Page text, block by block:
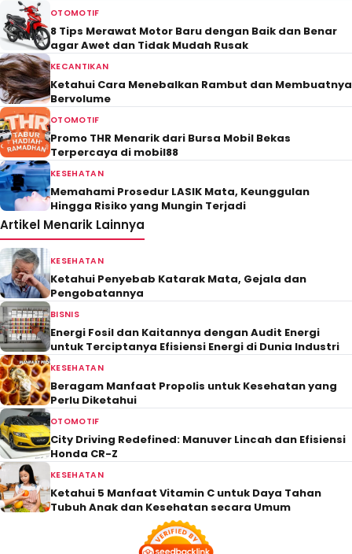
OTOMOTIF
8 Tips Merawat Motor Baru dengan Baik dan Benar
agar Awet dan Tidak Mudah Rusak
KECANTIKAN
Ketahui Cara Menebalkan Rambut dan Membuatnya
Bervolume
OTOMOTIF
Promo THR Menarik dari Bursa Mobil Bekas
Terpercaya di mobil88
KESEHATAN
Memahami Prosedur LASIK Mata, Keunggulan
Hingga Risiko yang Mungin Terjadi
Artikel Menarik Lainnya
KESEHATAN
Ketahui Penyebab Katarak Mata, Gejala dan
Pengobatannya
BISNIS
Energi Fosil dan Kaitannya dengan Audit Energi
untuk Terciptanya Efisiensi Energi di Dunia Industri
KESEHATAN
Beragam Manfaat Propolis untuk Kesehatan yang
Perlu Diketahui
OTOMOTIF
City Driving Redefined: Manuver Lincah dan Efisiensi
Honda CR-Z
KESEHATAN
Ketahui 5 Manfaat Vitamin C untuk Daya Tahan
Tubuh Anak dan Kesehatan secara Umum